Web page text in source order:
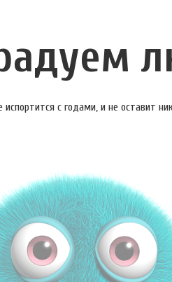
испортится с годами, и не оставит